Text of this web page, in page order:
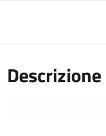
Descrizione